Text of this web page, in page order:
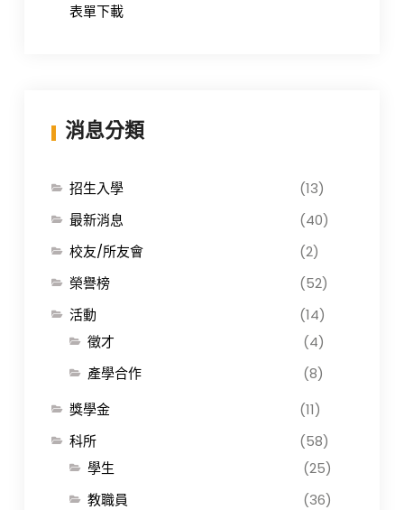
表單下載
消息分類
招生入學
(13)
最新消息
(40)
校友/所友會
(2)
榮譽榜
(52)
活動
(14)
徵才
(4)
產學合作
(8)
獎學金
(11)
科所
(58)
學生
(25)
教職員
(36)